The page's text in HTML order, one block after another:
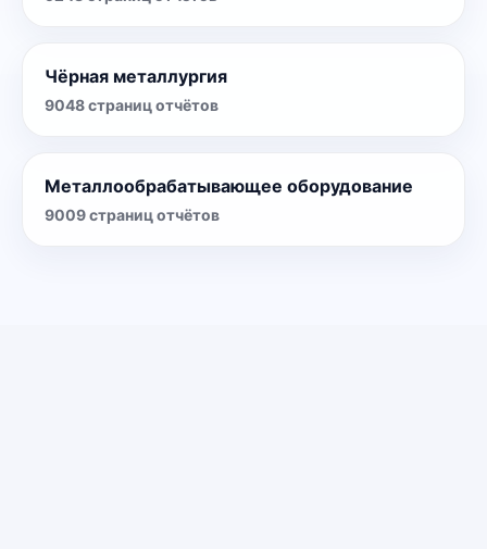
Чёрная металлургия
9048страниц отчётов
Металлообрабатывающее оборудование
9009страниц отчётов